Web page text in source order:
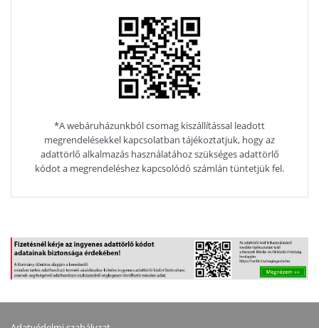
*A webáruházunkból csomag kiszállítással leadott
megrendelésekkel kapcsolatban tájékoztatjuk, hogy az
adattörlő alkalmazás használatához szükséges adattörlő
kódot a megrendeléshez kapcsolódó számlán tüntetjük fel.